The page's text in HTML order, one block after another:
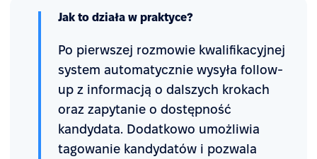
Jak to działa w praktyce?
Po pierwszej rozmowie kwalifikacyjnej
system automatycznie wysyła follow-
up z informacją o dalszych krokach
oraz zapytanie o dostępność
kandydata. Dodatkowo umożliwia
tagowanie kandydatów i pozwala